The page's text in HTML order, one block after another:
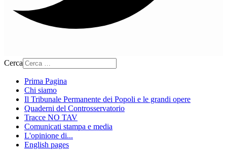
Cerca
Prima Pagina
Chi siamo
Il Tribunale Permanente dei Popoli e le grandi opere
Quaderni del Controsservatorio
Tracce NO TAV
Comunicati stampa e media
L'opinione di...
English pages